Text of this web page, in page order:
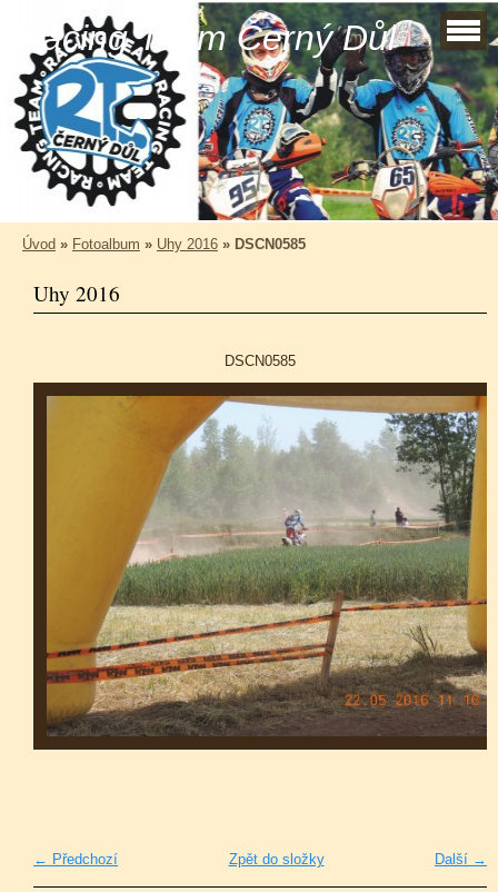
Racing Team Černý Důl
Úvod » Fotoalbum » Uhy 2016 » DSCN0585
Uhy 2016
DSCN0585
← Předchozí Další →
Zpět do složky